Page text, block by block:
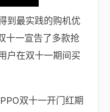
到最实践的购机优
十一宣告了多款抢
户在双十一期间买
双十一开门红期